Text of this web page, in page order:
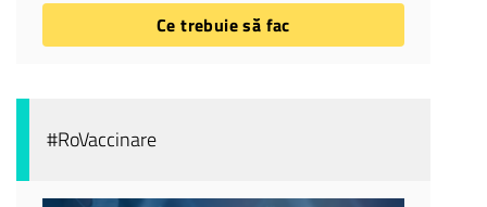
Ce trebuie să fac
#RoVaccinare